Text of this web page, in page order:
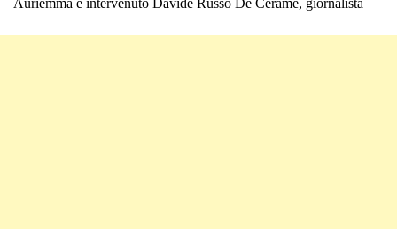
Auriemma è intervenuto Davide Russo De Cerame, giornalista